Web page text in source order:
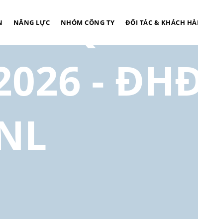
NĂNG LỰC NHÓM CÔNG TY ĐỐI TÁC & KHÁCH
QUA
-